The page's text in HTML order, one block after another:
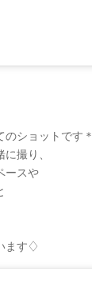
ショットです＊
撮り、
ースや
ます♢